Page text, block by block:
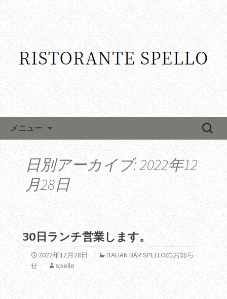
メニュー
検
日別アーカイブ: 2022年12
月28日
30日ランチ営業します。
2022年12月28日
ITALIAN BAR SPELLOのお知ら
せ
spello